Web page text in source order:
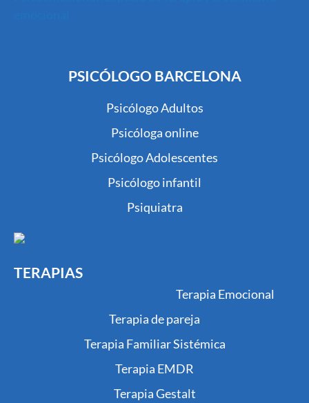
PSICÓLOGO BARCELONA
Psicólogo Adultos
Psicóloga online
Psicólogo Adolescentes
Psicólogo infantil
Psiquiatra
TERAPIAS
Terapia Emocional
Terapia de pareja
Terapia Familiar Sistémica
Terapia EMDR
Terapia Gestalt